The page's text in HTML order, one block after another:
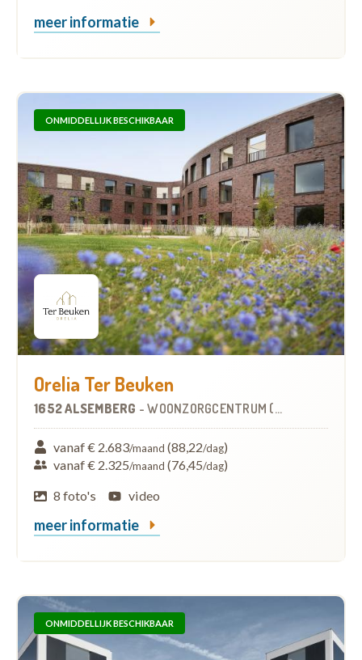
meer informatie
ONMIDDELLIJK BESCHIKBAAR
Orelia Ter Beuken
1652 ALSEMBERG -WOONZORGCENTRUM (WZC)
vanaf € 2.683/maand (88,22/dag)
vanaf € 2.325/maand (76,45/dag)
8 foto's
video
meer informatie
ONMIDDELLIJK BESCHIKBAAR